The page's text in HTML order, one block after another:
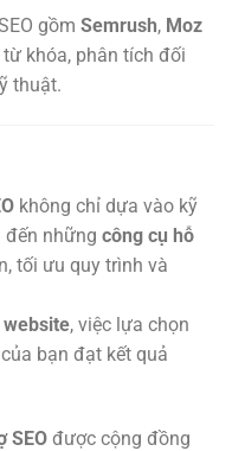
gồm Semrush, Moz
khóa, phân tích đối
thuật.
không chỉ dựa vào kỹ
đến những công cụ hỗ
tối ưu quy trình và
, việc lựa chọn
bạn đạt kết quả
SEO được cộng đồng